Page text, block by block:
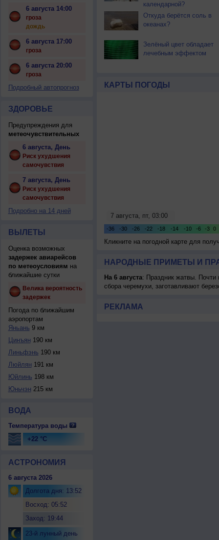
6 августа 14:00
гроза
дождь
6 августа 17:00
гроза
6 августа 20:00
гроза
Подробный автопрогноз
ЗДОРОВЬЕ
Предупреждения для
метеочувствительных
6 августа, День
Риск ухудшения
самочувствия
7 августа, День
Риск ухудшения
самочувствия
Подробно на 14 дней
ВЫЛЕТЫ
Оценка возможных
задержек авиарейсов
по метеоусловиям на
ближайшие сутки
Велика вероятность
задержек
Погода по ближайшим
аэропортам
Яньань 9 км
Цинъян 190 км
Линьфэнь 190 км
Люйлян 191 км
Юйлинь 198 км
Юньчэн 215 км
ВОДА
Температура воды
+22 °C
АСТРОНОМИЯ
6 августа 2026
Долгота дня: 13:52
Восход: 05:52
Заход: 19:44
23-й лунный день
календарной?
Откуда берётся соль в
океанах?
Зелёный цвет обладает
лечебным эффектом
КАРТЫ ПОГОДЫ
Кликните на погодной карте для
НАРОДНЫЕ ПРИМЕТЫ И
На 6 августа: Праздник жатвы. Почти
сбора черемухи, заготавливают
РЕКЛАМА